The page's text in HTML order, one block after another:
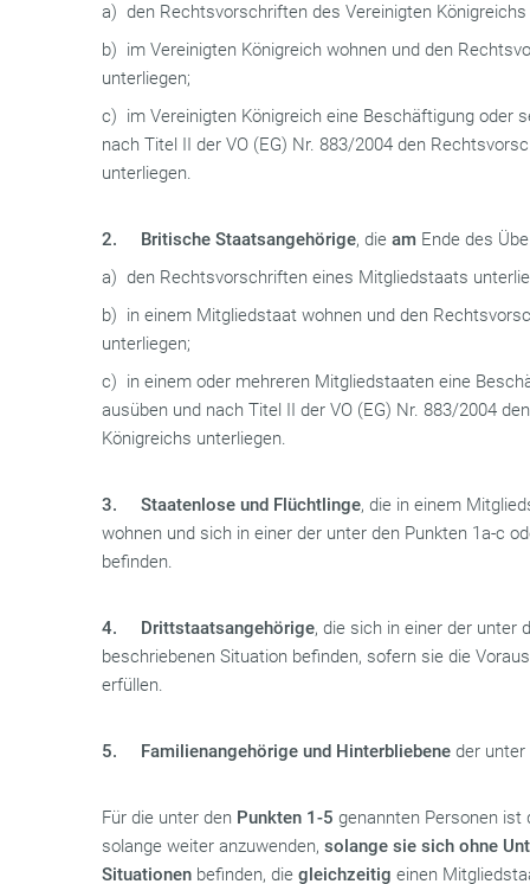
a) den Rechtsvorschriften des Vereinigten Königreichs
b) im Vereinigten Königreich wohnen und den
unterliegen;
c) im Vereinigten Königreich eine Beschäftigung oder
nach Titel II der VO (EG) Nr. 883/2004 den
unterliegen.
2. Britische Staatsangehörige, dieam Ende des
a) den Rechtsvorschriften eines Mitgliedstaats
b) in einem Mitgliedstaat wohnen und den
unterliegen;
c) in einem oder mehreren Mitgliedstaaten eine
ausüben und nach Titel II der VO (EG) Nr. 883/2004
Königreichs unterliegen.
3. Staatenlose und Flüchtlinge, die in einem
wohnen und sich in einer der unter den Punkten 1a-c
befinden.
4. Drittstaatsangehörige, die sich in einer der unter
beschriebenen Situation befinden, sofern sie die
erfüllen.
5. Familienangehörige und Hinterbliebene der unter
Für die unter den Punkten 1-5 genannten Personen ist
solange weiter anzuwenden,solange sie sich ohne
Situationen befinden, diegleichzeitig einen